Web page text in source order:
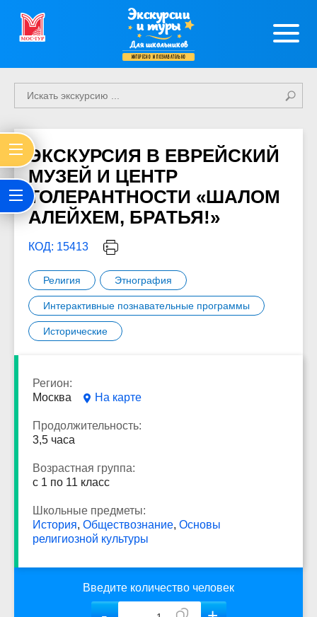
Экскурсии
и туры
Для школьников
интересно и познавательно
ЭКСКУРСИЯ В ЕВРЕЙСКИЙ
МУЗЕЙ И ЦЕНТР
ТОЛЕРАНТНОСТИ «ШАЛОМ
АЛЕЙХЕМ, БРАТЬЯ!»
КОД: 15413
Религия Этнография
Интерактивные познавательные программы
Исторические
Регион:
Москва
На карте
Продолжительность:
3,5 часа
Возрастная группа:
с 1 по 11 класс
Школьные предметы:
История, Обществознание, Основы
религиозной культуры
Введите количество человек